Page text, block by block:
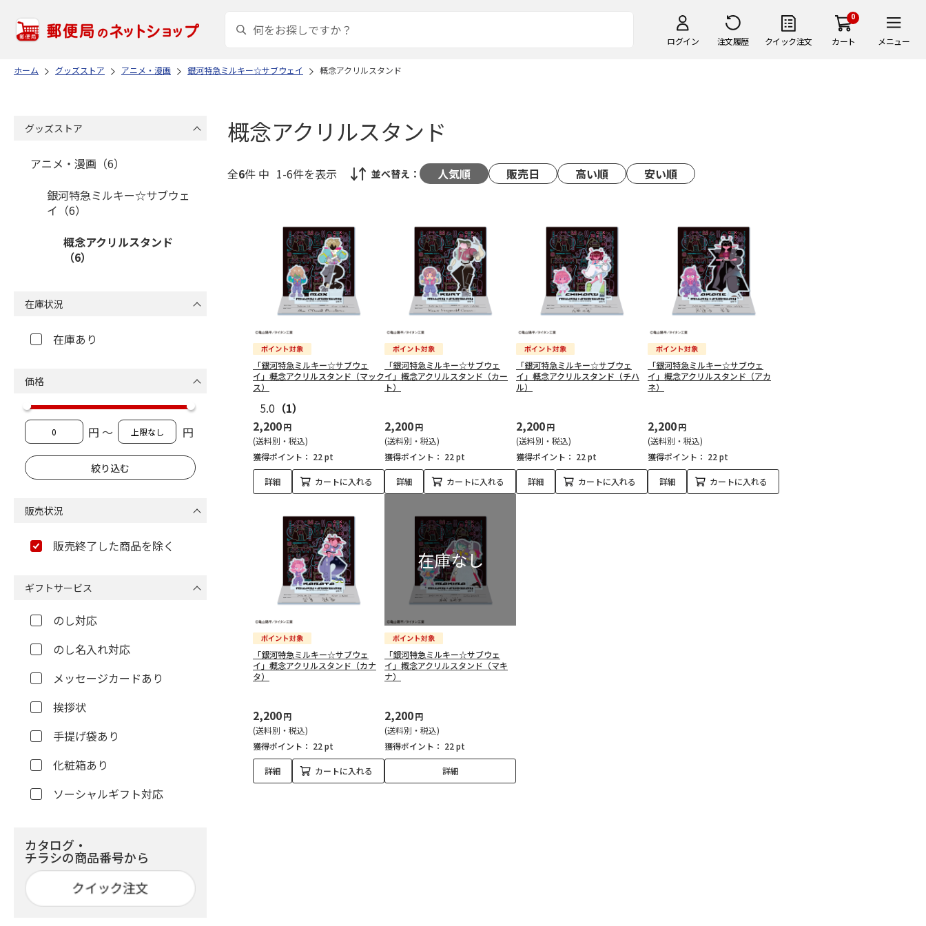
ログイン 注文履歴 クイック注文
0
カート メニュー
ホーム グッズストア アニメ・漫画 銀河特急ミルキー☆サブウェイ 概念アクリルスタンド
概念アクリルスタンド
全6件 中 1-6件を表示 並べ替え： 人気順 販売日 高い順 安い順
「銀河特急ミルキー☆サブウェ
イ」概念アクリルスタンド（マック
ス）
5.0 （1）
2,200円
(送料別・税込)
獲得ポイント： 22 pt
詳細 カートに入れる
「銀河特急ミルキー☆サブウェ
イ」概念アクリルスタンド（カー
ト）
2,200円
(送料別・税込)
獲得ポイント： 22 pt
詳細 カートに入れる
「銀河特急ミルキー☆サブウェ
イ」概念アクリルスタンド（チハ
ル）
2,200円
(送料別・税込)
獲得ポイント： 22 pt
詳細 カートに入れる
「銀河特急ミルキー☆サブウェ
イ」概念アクリルスタンド（アカ
ネ）
2,200円
(送料別・税込)
獲得ポイント： 22 pt
詳細 カートに入れる
「銀河特急ミルキー☆サブウェ
イ」概念アクリルスタンド（カナ
タ）
2,200円
(送料別・税込)
獲得ポイント： 22 pt
詳細 カートに入れる
「銀河特急ミルキー☆サブウェ
イ」概念アクリルスタンド（マキ
ナ）
2,200円
(送料別・税込)
獲得ポイント： 22 pt
詳細
グッズストア
アニメ・漫画（6）
銀河特急ミルキー☆サブウェ
イ（6）
概念アクリルスタンド
（6）
在庫状況
在庫あり
価格
円 ～ 円
販売状況
販売終了した商品を除く
ギフトサービス
のし対応
のし名入れ対応
メッセージカードあり
挨拶状
手提げ袋あり
化粧箱あり
ソーシャルギフト対応
カタログ・
チラシの商品番号から